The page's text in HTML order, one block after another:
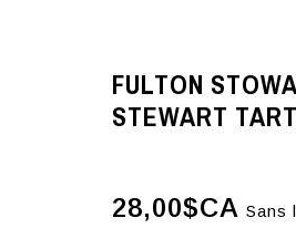
FULTON
STEWART
28,00$CA Sans